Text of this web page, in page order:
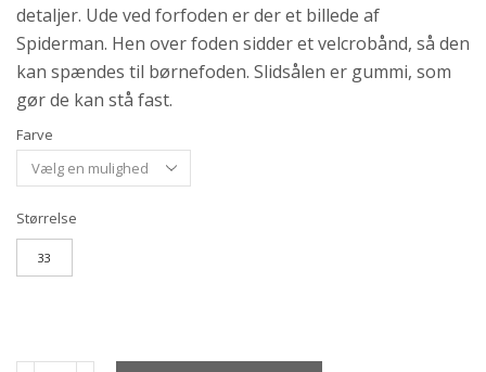
detaljer. Ude ved forfoden er der et billede af
Spiderman. Hen over foden sidder et velcrobånd, så den
kan spændes til børnefoden. Slidsålen er gummi, som
gør de kan stå fast.
Farve
Størrelse
33